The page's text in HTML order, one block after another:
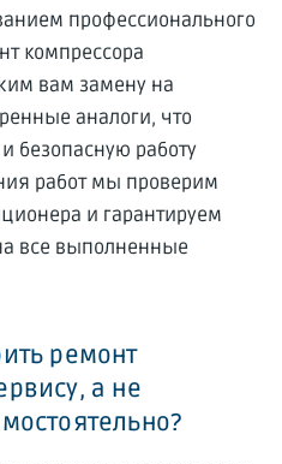
профессионального
компрессора
вам замену на
аналоги, что
безопасную работу
работ мы проверим
и гарантируем
все выполненные
ремонт
а не